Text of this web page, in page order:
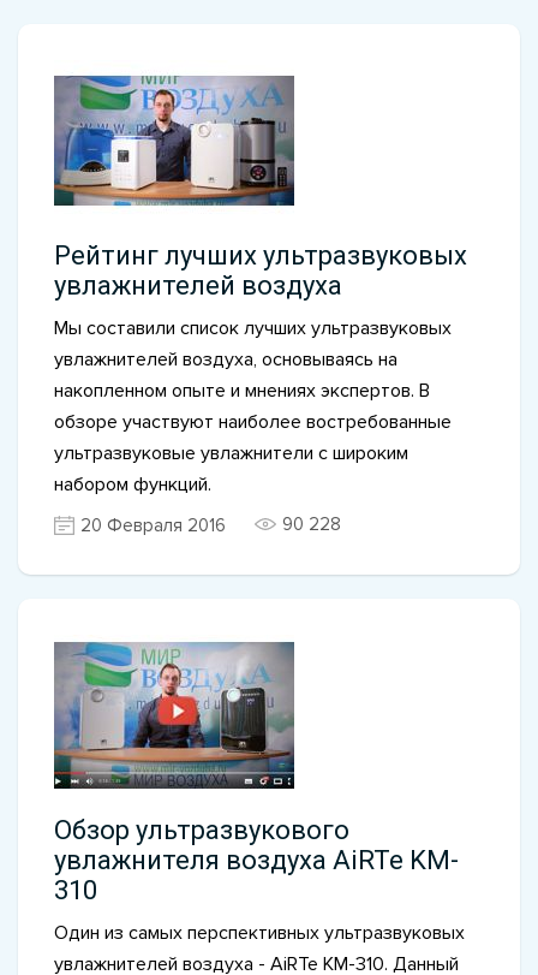
Рейтинг лучших ультразвуковых
увлажнителей воздуха
Мы составили список лучших ультразвуковых
увлажнителей воздуха, основываясь на
накопленном опыте и мнениях экспертов. В
обзоре участвуют наиболее востребованные
ультразвуковые увлажнители с широким
набором функций.
20 Февраля 2016 90 228
Обзор ультразвукового
увлажнителя воздуха AiRTe KM-
310
Один из самых перспективных ультразвуковых
увлажнителей воздуха - AiRTe KM-310. Данный